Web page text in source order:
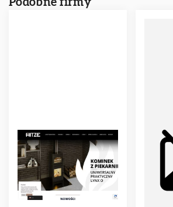
Podobne firmy